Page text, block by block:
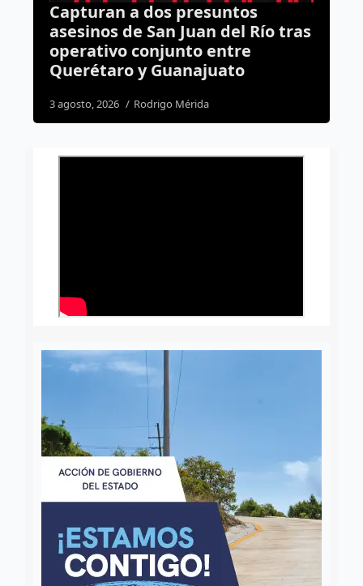
tras
Toma protesta nuevo jefe de
Estado Mayor de la 17.ª Zona
Militar en Querétaro; reforzará
la coordinación operativa
3 agosto, 2026 Rodrigo Mérida